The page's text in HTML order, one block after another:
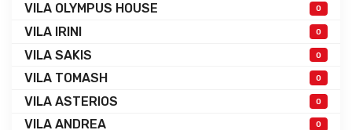
VILA OLYMPUS HOUSE 0
VILA IRINI 0
VILA SAKIS 0
VILA TOMASH 0
VILA ASTERIOS 0
VILA ANDREA 0